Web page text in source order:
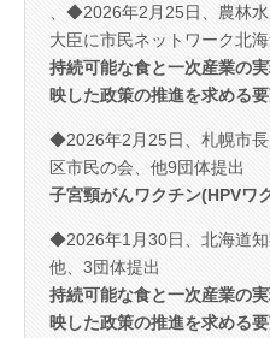
、◆2026年2月25日、農林
大臣に市民ネットワーク北
持続可能な食と一次産業の
映した政策の推進を求める
◆2026年2月25日、札幌市
区市民の会、他9団体提出
子宮頸がんワクチン(HPVワ
◆2026年1月30日、北海道
他、3団体提出
持続可能な食と一次産業の
映した政策の推進を求める